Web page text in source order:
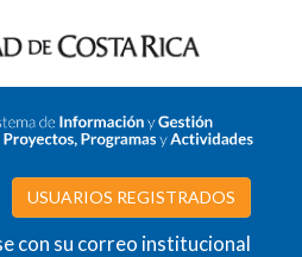
USUARIOS REGISTRADOS
con su correo institucional